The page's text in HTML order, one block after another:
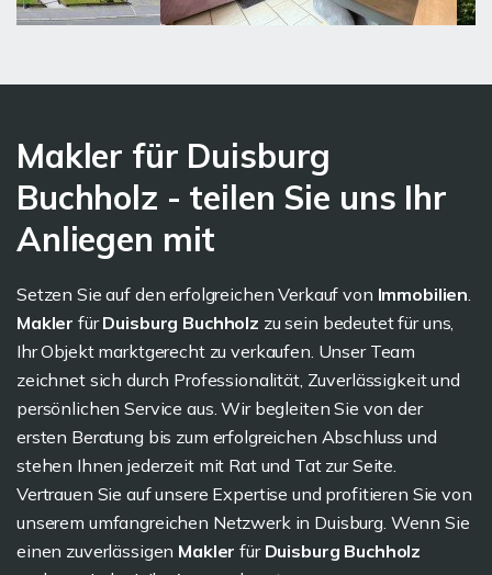
Makler für Duisburg
Buchholz - teilen Sie uns Ihr
Anliegen mit
Setzen Sie auf den erfolgreichen Verkauf von Immobilien.
Makler fürDuisburg Buchholz zu sein bedeutet für uns,
Ihr Objekt marktgerecht zu verkaufen. Unser Team
zeichnet sich durch Professionalität, Zuverlässigkeit und
persönlichen Service aus. Wir begleiten Sie von der
ersten Beratung bis zum erfolgreichen Abschluss und
stehen Ihnen jederzeit mit Rat und Tat zur Seite.
Vertrauen Sie auf unsere Expertise und profitieren Sie von
unserem umfangreichen Netzwerk in Duisburg. Wenn Sie
einen zuverlässigen Maklerfür Duisburg Buchholz